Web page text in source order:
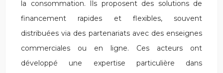
la consommation. Ils proposent des solutions de
financement rapides et flexibles, souvent
distribuées via des partenariats avec des enseignes
commerciales ou en ligne. Ces acteurs ont
développé une expertise particulière dans